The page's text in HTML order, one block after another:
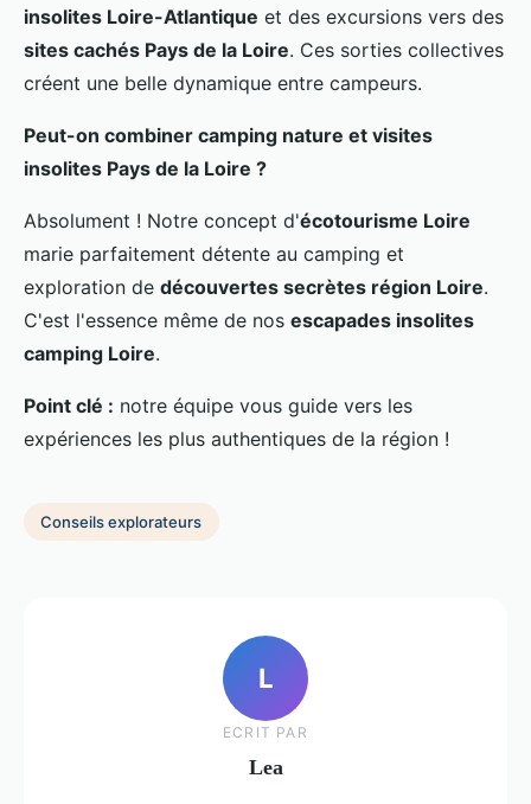
insolites Loire-Atlantique et des excursions vers des
sites cachés Pays de la Loire. Ces sorties collectives
créent une belle dynamique entre campeurs.
Peut-on combiner camping nature et visites
insolites Pays de la Loire ?
Absolument ! Notre concept d'écotourisme Loire
marie parfaitement détente au camping et
exploration de découvertes secrètes région Loire.
C'est l'essence même de nos escapades insolites
camping Loire.
Point clé : notre équipe vous guide vers les
expériences les plus authentiques de la région !
Conseils explorateurs
L
ECRIT PAR
Lea